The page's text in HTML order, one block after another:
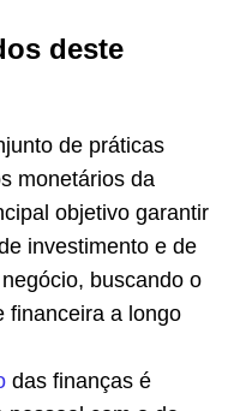
deste
de práticas
monetários da
objetivo garantir
investimento e de
buscando o
financeira a longo
das finanças é